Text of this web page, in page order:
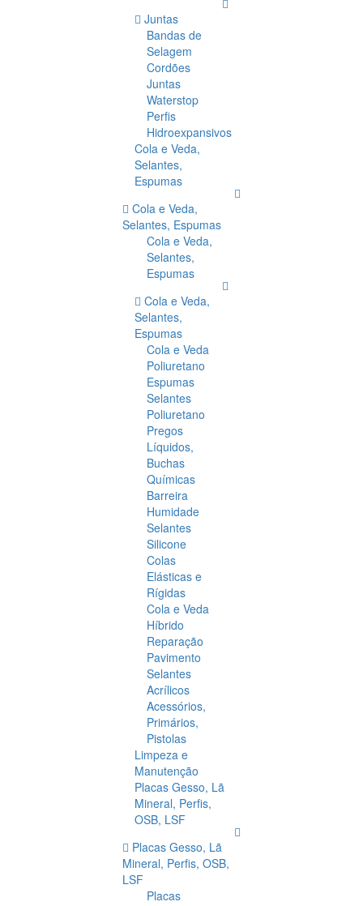
Juntas
Bandas de
Selagem
Cordões
Juntas
Waterstop
Perfis
Hidroexpansivos
Cola e Veda,
Selantes,
Espumas
Cola e Veda,
Selantes, Espumas
Cola e Veda,
Selantes,
Espumas
Cola e Veda,
Selantes,
Espumas
Cola e Veda
Poliuretano
Espumas
Selantes
Poliuretano
Pregos
Líquidos,
Buchas
Químicas
Barreira
Humidade
Selantes
Silicone
Colas
Elásticas e
Rígidas
Cola e Veda
Híbrido
Reparação
Pavimento
Selantes
Acrílicos
Acessórios,
Primários,
Pistolas
Limpeza e
Manutenção
Placas Gesso, Lã
Mineral, Perfis,
OSB, LSF
Placas Gesso, Lã
Mineral, Perfis, OSB,
LSF
Placas